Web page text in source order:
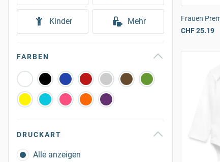
Kinder Mehr
FARBEN
DRUCKART
Alle anzeigen
Frauen
CHF 25.19